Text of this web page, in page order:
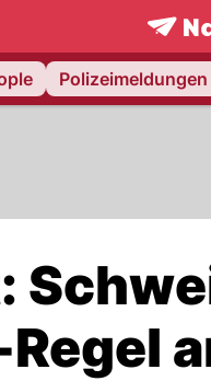
Polizeimeldungen